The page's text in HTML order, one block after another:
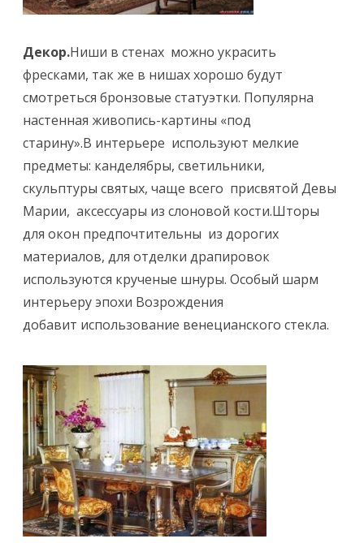
Декор.Ниши в стенах можно украсить
фресками, так же в нишах хорошо будут
смотреться бронзовые статуэтки. Популярна
настенная живопись-картины «под
старину».В интерьере используют мелкие
предметы: канделябры, светильники,
скульптуры святых, чаще всего присвятой Девы
Марии, аксессуары из слоновой кости.Шторы
для окон предпочтительны из дорогих
материалов, для отделки драпировок
используются крученые шнуры. Особый шарм
интерьеру эпохи Возрождения
добавит использование венецианского стекла.